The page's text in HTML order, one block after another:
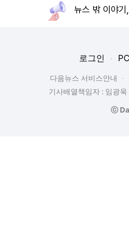
뉴스 밖 이야기
로그인
다음뉴스 서비스안내
기사배열책임자 : 임광욱
ⓒ